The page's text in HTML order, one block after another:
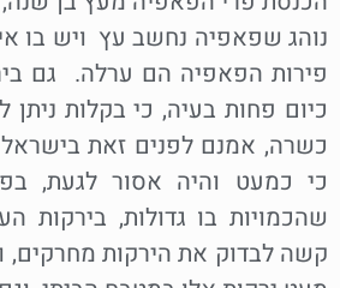
נוהג שפאפיה נחשב עץ ויש בו
פירות הפאפיה הם ערלה. גם
כיום פחות בעיה, כי בקלות
כשרה, אמנם לפנים זאת
כי כמעט והיה אסור לגעת,
שהכמויות בו גדולות, בירקות
קשה לבדוק את הירקות מחרקים,